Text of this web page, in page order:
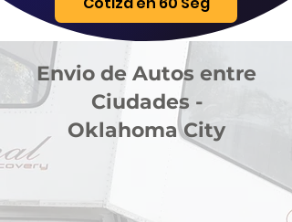
Envio de Autos entre
Ciudades -
Oklahoma City